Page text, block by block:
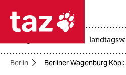
 taz zahl ich
taz zahl ich
Berlin Berliner Wagenburg